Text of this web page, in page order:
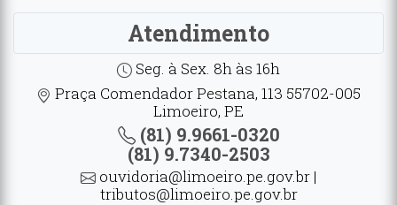
Atendimento
Seg. à Sex. 8h às 16h
Praça Comendador Pestana, 113 55702-005
Limoeiro, PE
(81) 9.9661-0320
(81) 9.7340-2503
ouvidoria@limoeiro.pe.gov.br |
tributos@limoeiro.pe.gov.br